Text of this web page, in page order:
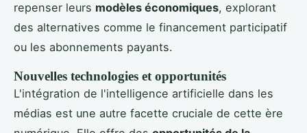
repenser leurs modèles économiques, explorant
des alternatives comme le financement participatif
ou les abonnements payants.
Nouvelles technologies et opportunités
L'intégration de l'intelligence artificielle dans les
médias est une autre facette cruciale de cette ère